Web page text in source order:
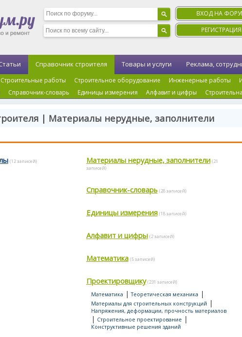
ВХОД НА
РЕГИСТРАЦИЯ
Справочник строителя
Строительные работы Строительное оборудование Инженерные работы
Справочник-словарь Единицы измерения Алфавит и цифры
Товары и услуги Реклама,
| Материалы нерудные, заполнители
(12 записей) Материалы нерудные, заполнители (21
записей)
Справочник-словарь (28 записей)
Единицы измерения (18 записей)
Алфавит и цифры (2 записей)
Математика (5 записей)
Проектировщику (231 записей)
Математика |Теоретическая механика |
Материалы для строительных конструкций |
Напряжения, деформации, прочность материалов
| Строительное проектирование |
Конструктивные решения зданий